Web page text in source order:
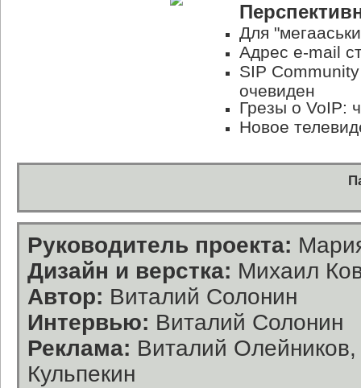
Для
Адрес e-mail
SIP
очевиден
Грезы о VoIP:
Новое
Руководитель проекта:
Дизайн и верстка: Михаил
Автор: Виталий Солонин
Интервью: Виталий Солонин
Реклама: Виталий
Кульпекин